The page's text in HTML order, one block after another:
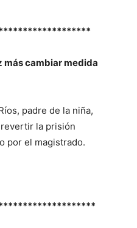
más cambiar medida
padre de la niña,
la prisión
por el magistrado.